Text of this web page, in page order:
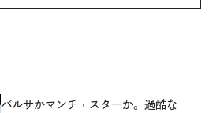
バルサかマンチェスターか。過酷な